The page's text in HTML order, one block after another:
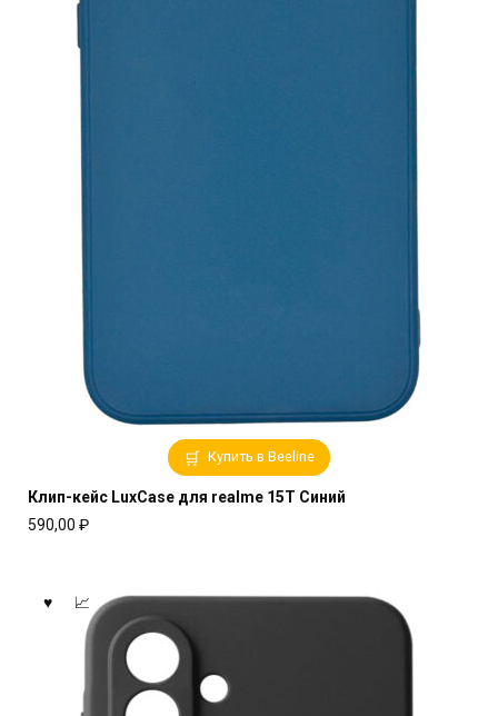
Купить в Beeline
Клип-кейс LuxCase для realme 15T Синий
590,00 ₽